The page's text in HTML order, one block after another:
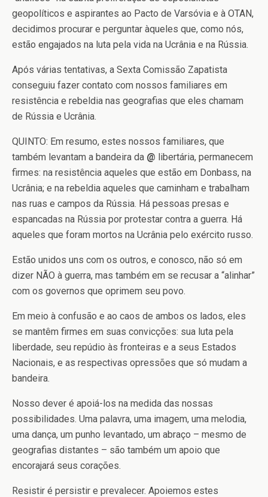
geopolíticos e aspirantes ao Pacto de Varsóvia e à OTAN,
decidimos procurar e perguntar àqueles que, como nós,
estão engajados na luta pela vida na Ucrânia e na Rússia.
Após várias tentativas, a Sexta Comissão Zapatista
conseguiu fazer contato com nossos familiares em
resistência e rebeldia nas geografias que eles chamam
de Rússia e Ucrânia.
QUINTO: Em resumo, estes nossos familiares, que
também levantam a bandeira da @ libertária, permanecem
firmes: na resistência aqueles que estão em Donbass, na
Ucrânia; e na rebeldia aqueles que caminham e trabalham
nas ruas e campos da Rússia. Há pessoas presas e
espancadas na Rússia por protestar contra a guerra. Há
aqueles que foram mortos na Ucrânia pelo exército russo.
Estão unidos uns com os outros, e conosco, não só em
dizer NÃO à guerra, mas também em se recusar a “alinhar”
com os governos que oprimem seu povo.
Em meio à confusão e ao caos de ambos os lados, eles
se mantêm firmes em suas convicções: sua luta pela
liberdade, seu repúdio às fronteiras e a seus Estados
Nacionais, e as respectivas opressões que só mudam a
bandeira.
Nosso dever é apoiá-los na medida das nossas
possibilidades. Uma palavra, uma imagem, uma melodia,
uma dança, um punho levantado, um abraço – mesmo de
geografias distantes – são também um apoio que
encorajará seus corações.
Resistir é persistir e prevalecer. Apoiemos estes